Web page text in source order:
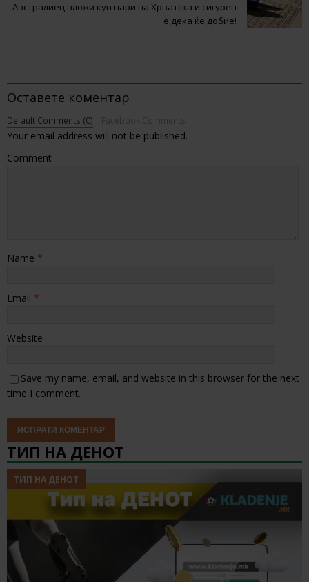
Австралиец вложи куп пари на Хрватска и сигурен
е дека ќе добие!
Оставете коментар
Default Comments (0)
Your email address will not be published.
Comment
Name *
Email *
Website
Save my name, email, and website in this browser for the next
time I comment.
ТИП НА ДЕНОТ
ТИП НА ДЕНОТ